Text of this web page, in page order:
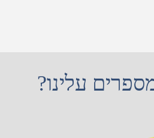
עלינו?